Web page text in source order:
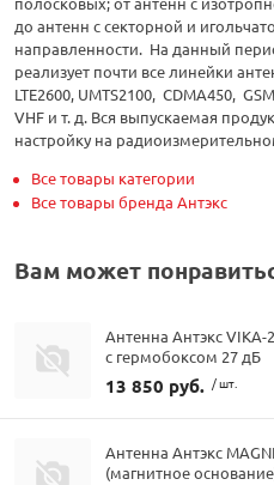
до антенн с секторной и
направленности. На данный
реализует почти все линейки
LTE2600, UMTS2100, CDMA450,
VHF и т. д. Вся выпускаемая
настройку на
Все товары категории
Все товары бренда Антэкс
Вам может
Антенна Антэкс VIKA-
с гермобоксом 27 дБ
13 850 руб. / шт.
Антенна Антэкс
(магнитное